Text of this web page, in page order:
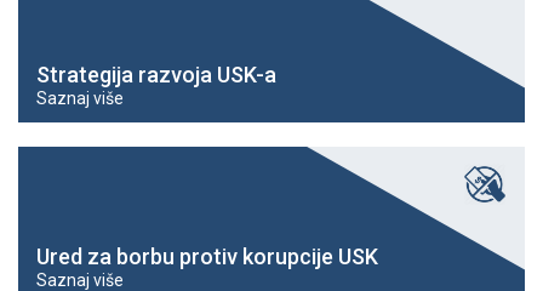
Strategija razvoja USK-a
Saznaj više
Ured za borbu protiv korupcije USK
Saznaj više